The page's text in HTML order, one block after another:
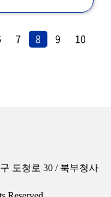
7 8 9 10
도청로 30 / 북부청사